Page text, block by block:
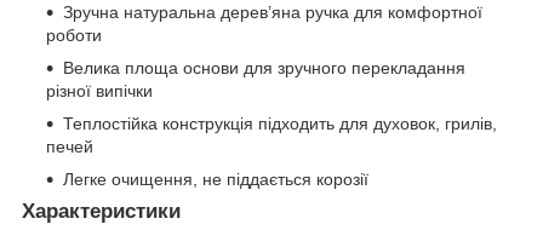
Зручна натуральна дерев’яна ручка для комфортної
роботи
Велика площа основи для зручного перекладання
різної випічки
Теплостійка конструкція підходить для духовок, грилів,
печей
Легке очищення, не піддається корозії
Характеристики